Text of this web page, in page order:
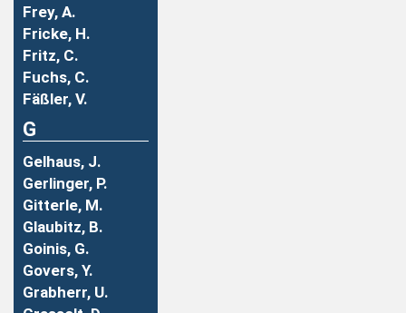
Frey, A.
Fricke, H.
Fritz, C.
Fuchs, C.
Fäßler, V.
G
Gelhaus, J.
Gerlinger, P.
Gitterle, M.
Glaubitz, B.
Goinis, G.
Govers, Y.
Grabherr, U.